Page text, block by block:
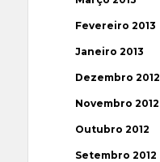
Fevereiro 2013
Janeiro 2013
Dezembro 2012
Novembro 2012
Outubro 2012
Setembro 2012